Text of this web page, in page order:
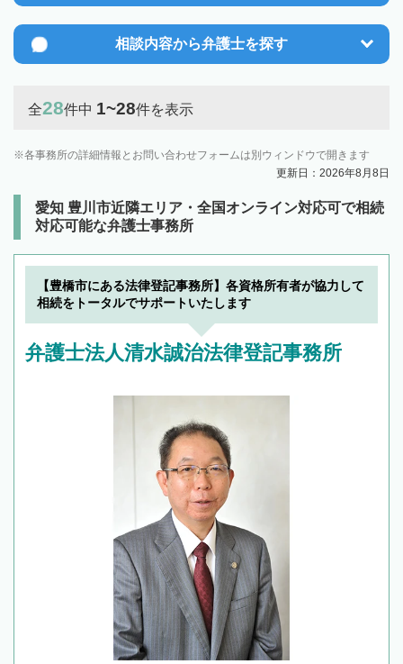
相談内容から弁護士を探す
全28件中 1~28件を表示
各事務所の詳細情報とお問い合わせフォームは別ウィンドウで開きます
更新日：2026年8月8日
愛知 豊川市近隣エリア・全国オンライン対応可で相続
対応可能な弁護士事務所
【豊橋市にある法律登記事務所】各資格所有者が協力して
相続をトータルでサポートいたします
弁護士法人清水誠治法律登記事務所